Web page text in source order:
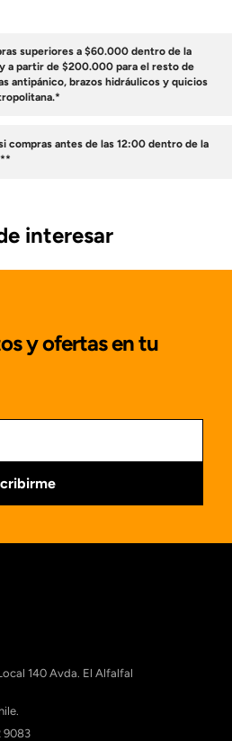
superiores a $60.000 dentro de la
a partir de $200.000 para el resto de
antipánico, brazos hidráulicos y quicios
compras antes de las 12:00 dentro de la
interesar
y ofertas en tu
140 Avda. El Alfalfal
9083